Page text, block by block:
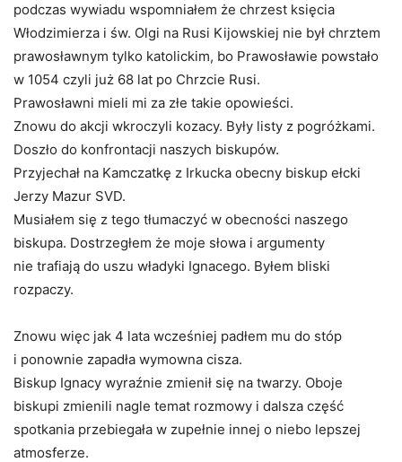
podczas wywiadu wspomniałem że chrzest księcia
Włodzimierza i św. Olgi na Rusi Kijowskiej nie był chrztem
prawosławnym tylko katolickim, bo Prawosławie powstało
w 1054 czyli już 68 lat po Chrzcie Rusi.
Prawosławni mieli mi za złe takie opowieści.
Znowu do akcji wkroczyli kozacy. Były listy z pogróżkami.
Doszło do konfrontacji naszych biskupów.
Przyjechał na Kamczatkę z Irkucka obecny biskup ełcki
Jerzy Mazur SVD.
Musiałem się z tego tłumaczyć w obecności naszego
biskupa. Dostrzegłem że moje słowa i argumenty
nie trafiają do uszu władyki Ignacego. Byłem bliski
rozpaczy.
Znowu więc jak 4 lata wcześniej padłem mu do stóp
i ponownie zapadła wymowna cisza.
Biskup Ignacy wyraźnie zmienił się na twarzy. Oboje
biskupi zmienili nagle temat rozmowy i dalsza część
spotkania przebiegała w zupełnie innej o niebo lepszej
atmosferze.